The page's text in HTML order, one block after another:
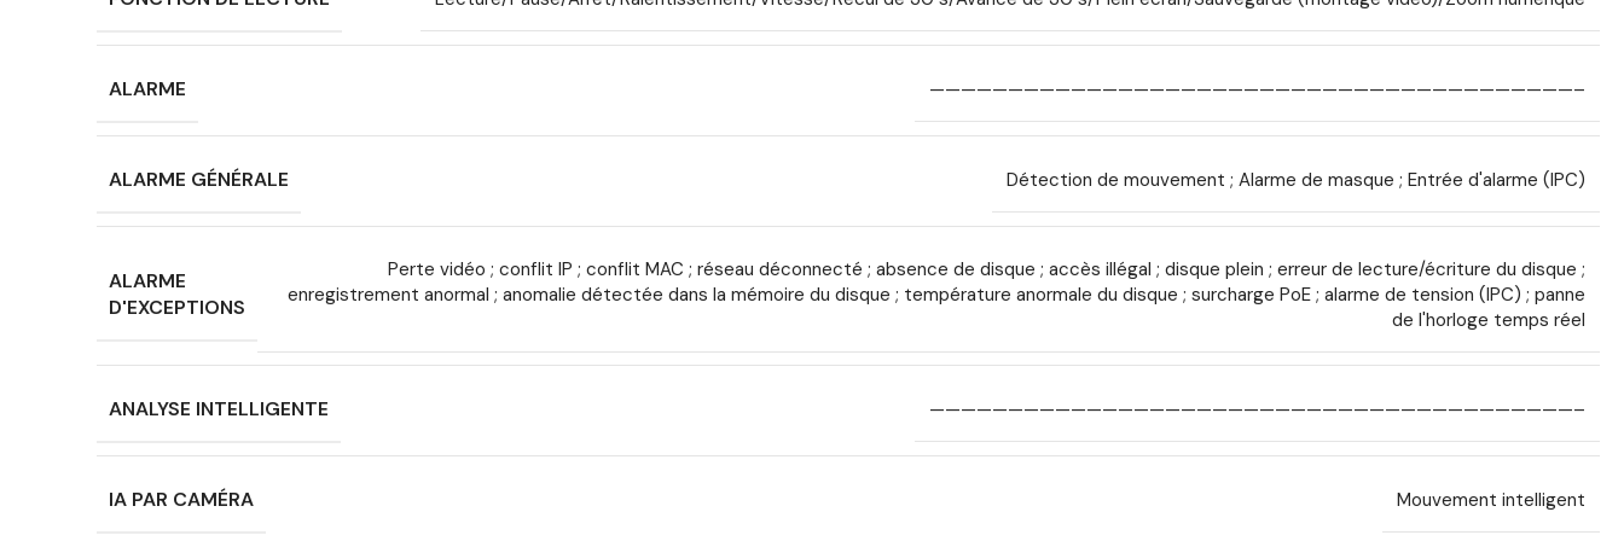
ALARME —————————————————————————————————————————–
ALARME GÉNÉRALE Détection de mouvement ; Alarme de masque ; Entrée d'alarme (IPC)
ALARME
D'EXCEPTIONS
Perte vidéo ; conflit IP ; conflit MAC ; réseau déconnecté ; absence de disque ; accès illégal ; disque plein ; erreur de lecture/écriture du disque ;
enregistrement anormal ; anomalie détectée dans la mémoire du disque ; température anormale du disque ; surcharge PoE ; alarme de tension (IPC) ; panne
de l'horloge temps réel
ANALYSE INTELLIGENTE —————————————————————————————————————————–
IA PAR CAMÉRA Mouvement intelligent